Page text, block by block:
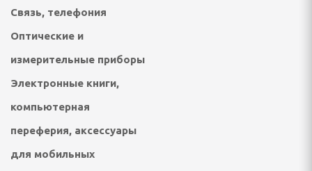
машины
вентиляторы
ДЛЯ
Связь, телефония
Оптические и
измерительные приборы
Электронные книги,
компьютерная
переферия, аксессуары
для мобильных